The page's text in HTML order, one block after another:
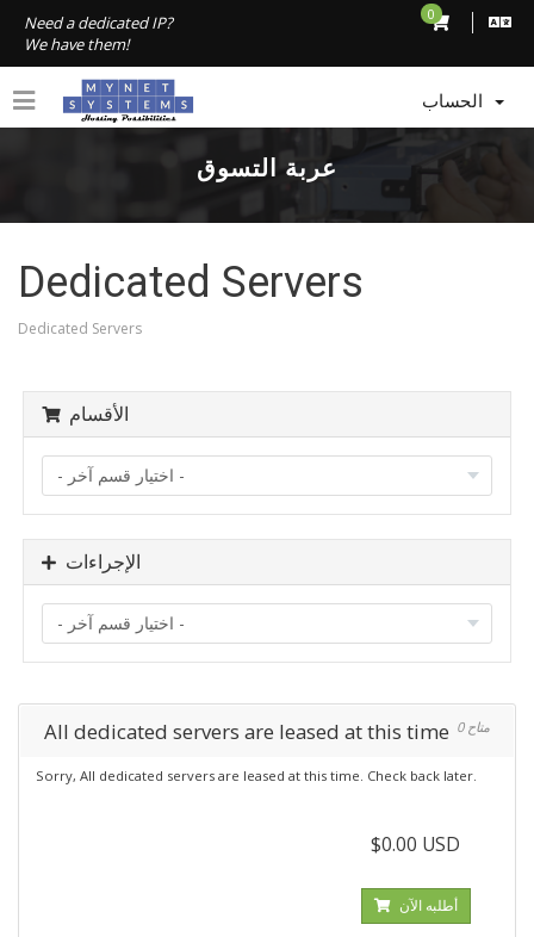
Need a dedicated IP?
We have them!
0
الحساب
عربة التسوق
Dedicated Servers
Dedicated Servers
الأقسام
الإجراءات
All dedicated servers are leased at this time 0 متاح
Sorry, All dedicated servers are leased at this time. Check back later.
$0.00 USD
أطلبه الآن